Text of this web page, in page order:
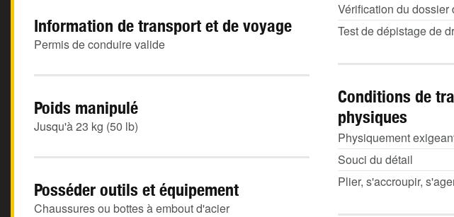
Vérification du dossier
Test de dépistage de
Information de transport et de voyage
Permis de conduire valide
Conditions de
physiques
Physiquement
Souci du détail
Plier, s'accroupir,
Poids manipulé
Jusqu'à 23 kg (50 lb)
Posséder outils et équipement
Chaussures ou bottes à embout d'acier